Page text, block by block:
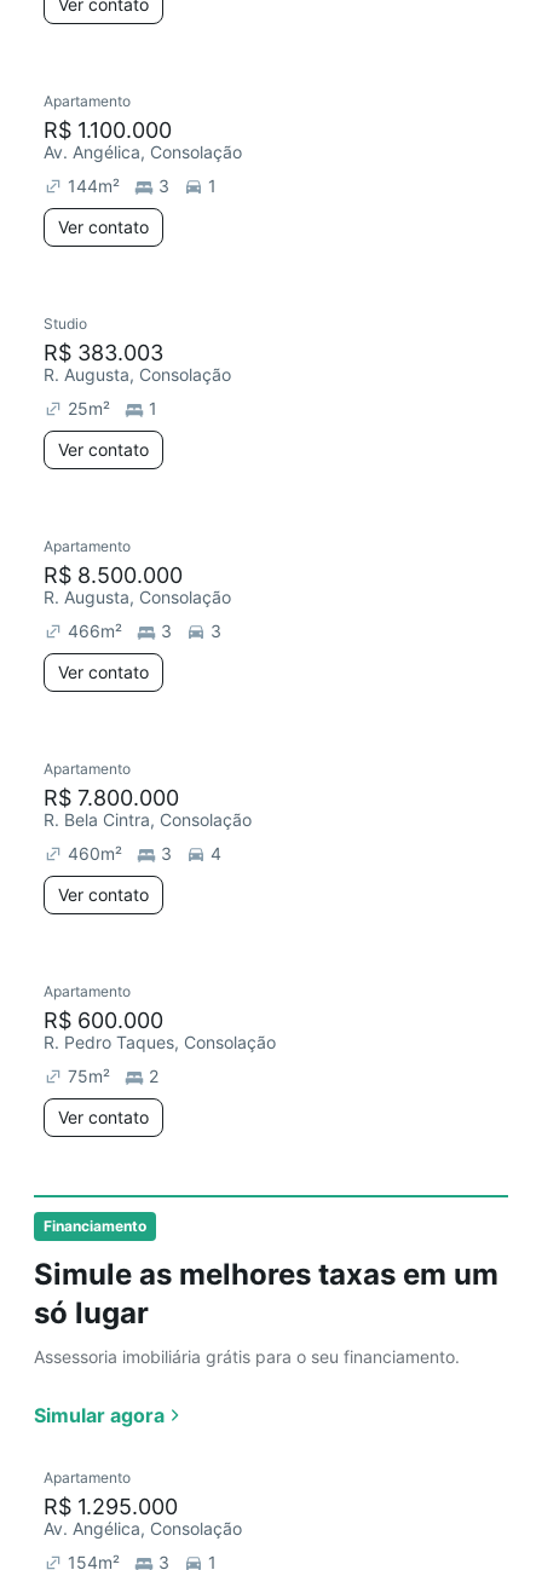
Financiamento
Simule as melhores taxas em um
só lugar
Assessoria imobiliária grátis para o seu financiamento.
Simular agora
Ver contato
Apartamento
R$ 1.100.000
Av. Angélica, Consolação
144m² 3
1
Ver contato
Studio
R$ 383.003
R. Augusta, Consolação
25m²
1
Ver contato
Apartamento
R$ 8.500.000
R. Augusta, Consolação
466m² 3
3
Ver contato
Apartamento
R$ 7.800.000
R. Bela Cintra, Consolação
460m² 3
4
Ver contato
Apartamento
R$ 600.000
R. Pedro Taques, Consolação
75m²
2
Ver contato
Apartamento
R$ 1.295.000
Av. Angélica, Consolação
154m² 3
1